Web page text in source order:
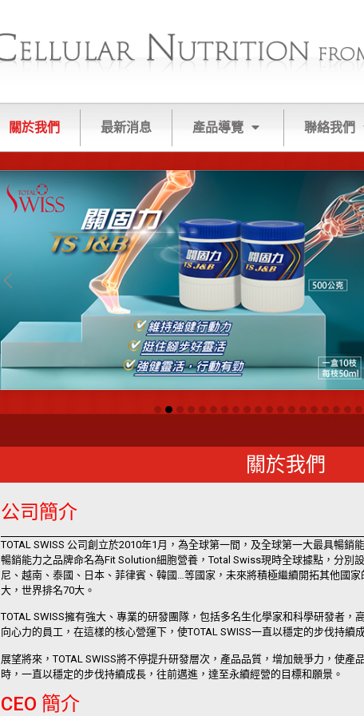
關於我們 最新消息 產品導覽 聯絡我們
關於我們
公司簡介
TOTAL SWISS 公司創立於2010年1月，為全球第一間，及全球第一大最具暢銷
暢銷能力之品牌命名為Fit Solution細胞營養，Total Swiss現時全球據點，分別
尼、越南、泰國、日本、菲律賓、韓國…等國家，未來將積極繼續開拓其他國
大，世界排名70大。
TOTAL SWISS擁有強大、專業的研發團隊，包括多名生化學家和科學研發者
向心力的員工，在這樣的核心營運下，使TOTAL SWISS一直以穩定的步伐持續
展望將來，TOTAL SWISS將不停提升研發層次，產品品質，增加競爭力，使
時，一直以穩定的步伐持續成長，往前邁進，達至永續經營的目標和願景。
CEO 簡介